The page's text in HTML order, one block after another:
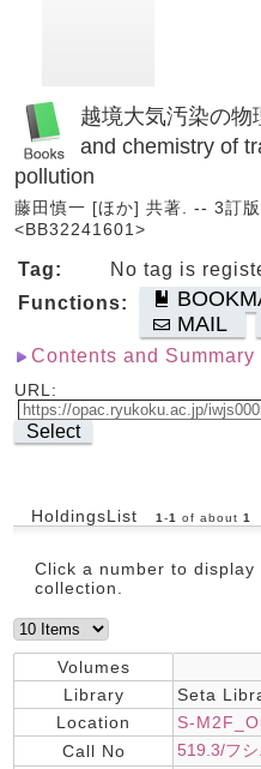
越境大気汚染の
and chemistry of
pollution
藤田慎一 [ほか] 共著. -- 3訂
<BB32241601>
Tag:
No tag is
Functions:
MAIL
Contents and Summary
URL:
Select
HoldingsList 1 -1 of about 1
Click a number to
collection.
Volumes
Library
Seta
Location
S-
Call No
519.3/フシ